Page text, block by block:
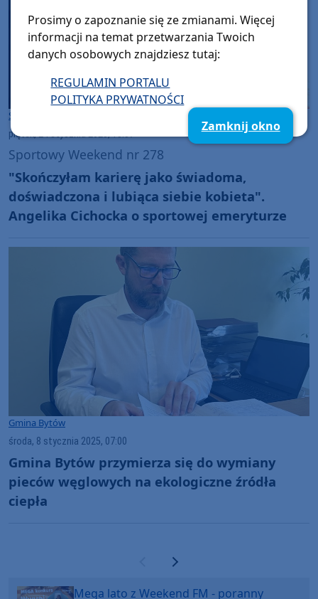
Sport
piątek, 24 stycznia 2025, 15:37
Sportowy Weekend nr 278
"Skończyłam karierę jako świadoma,
doświadczona i lubiąca siebie kobieta".
Angelika Cichocka o sportowej emeryturze
Gmina Bytów
środa, 8 stycznia 2025, 07:00
Gmina Bytów przymierza się do wymiany
pieców węglowych na ekologiczne źródła
ciepła
Poprzednia strona
Następna strona
Mega lato z Weekend FM - poranny
Prosimy o zapoznanie się ze zmianami. Więcej
informacji na temat przetwarzania Twoich
danych osobowych znajdziesz tutaj:
REGULAMIN PORTALU
POLITYKA PRYWATNOŚCI
Zamknij okno